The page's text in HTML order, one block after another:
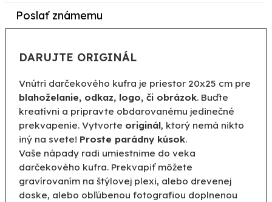
Poslať známemu
DARUJTE ORIGINÁL
Vnútri darčekového kufra je priestor 20x25 cm pre
blahoželanie, odkaz, logo, či obrázok. Buďte
kreatívni a pripravte obdarovanému jedinečné
prekvapenie. Vytvorte originál, ktorý nemá nikto
iný na svete! Proste parádny kúsok.
Vaše nápady radi umiestnime do veka
darčekového kufra. Prekvapiť môžete
gravírovaním na štýlovej plexi, alebo drevenej
doske, alebo obľúbenou fotografiou doplnenou